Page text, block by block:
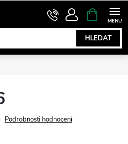
HLEDAT
NÁKUPNÍ
KOŠÍK
Podrobnosti hodnocení